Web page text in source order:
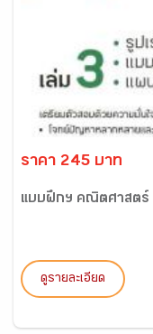
ราคา 245 บาท
แบบฝึกฯ คณิตศาสตร์
ดูรายละเอียด